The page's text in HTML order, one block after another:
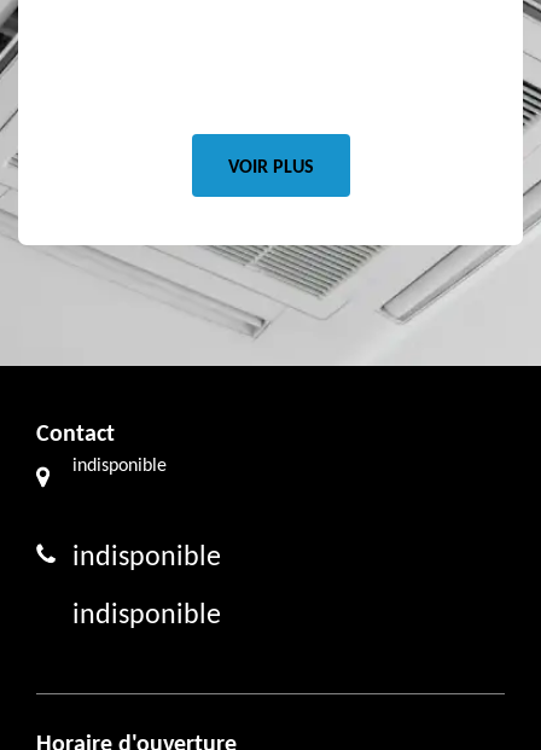
VOIR PLUS
Contact
indisponible
indisponible
indisponible